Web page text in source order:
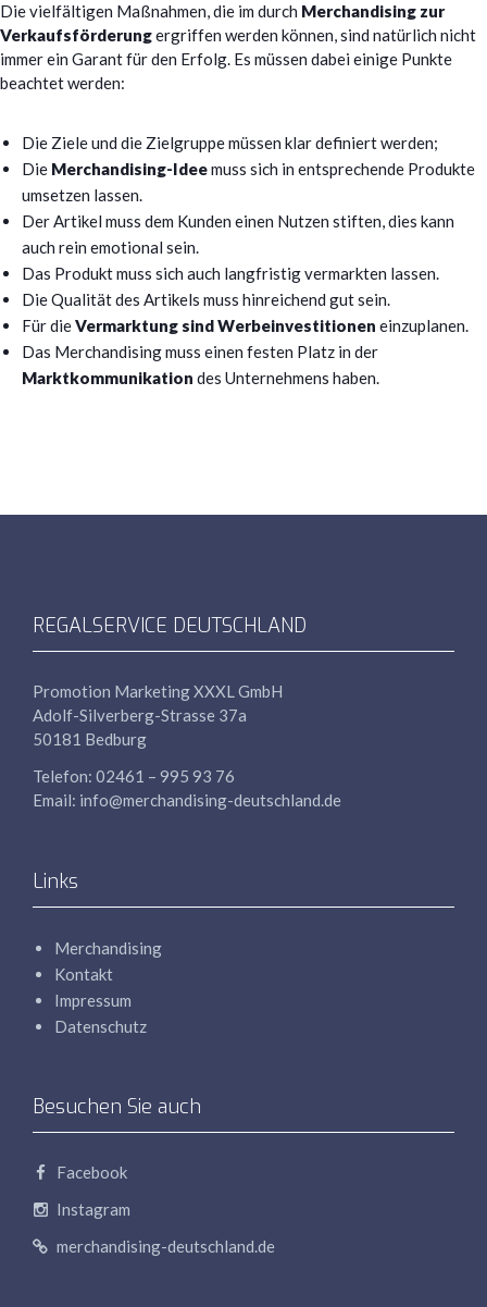
Die vielfältigen Maßnahmen, die im durch Merchandising zur
Verkaufsförderungergriffen werden können, sind natürlich nicht
immer ein Garant für den Erfolg. Es müssen dabei einige Punkte
beachtet werden:
Die Ziele und die Zielgruppe müssen klar definiert werden;
Die Merchandising-Ideemuss sich in entsprechende Produkte
umsetzen lassen.
Der Artikel muss dem Kunden einen Nutzen stiften, dies kann
auch rein emotional sein.
Das Produkt muss sich auch langfristig vermarkten lassen.
Die Qualität des Artikels muss hinreichend gut sein.
Für dieVermarktung sind Werbeinvestitionen einzuplanen.
Das Merchandising muss einen festen Platz in der
Marktkommunikation des Unternehmens haben.
REGALSERVICE DEUTSCHLAND
Promotion MarketingXXXLGmbH
Adolf-Silverberg-Strasse 37a
50181 Bedburg
Telefon: 02461 – 995 93 76
Email: info@merchandising-deutschland.de
Links
Merchandising
Kontakt
Impressum
Datenschutz
Besuchen Sie auch
Facebook
Instagram
merchandising-deutschland.de